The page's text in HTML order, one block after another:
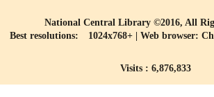
National Central Library ©2016, All
Best resolutions: 1024x768+ | Web browser:
Visits : 6,876,833